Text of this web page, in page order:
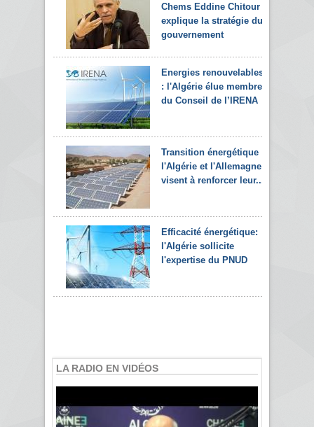
Chems Eddine Chitour
explique la stratégie du
gouvernement
Energies renouvelables
: l'Algérie élue membre
du Conseil de l’IRENA
Transition énergétique :
l'Algérie et l'Allemagne
visent à renforcer leur...
Efficacité énergétique:
l'Algérie sollicite
l'expertise du PNUD
LA RADIO EN VIDÉOS